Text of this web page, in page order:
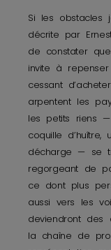
Si les obstacles
décrite par
de constater
invite à
cessant
arpentent les
les petits riens
coquille
décharge — se
regorgeant de
ce dont plus
aussi vers les
deviendront des
la chaîne de